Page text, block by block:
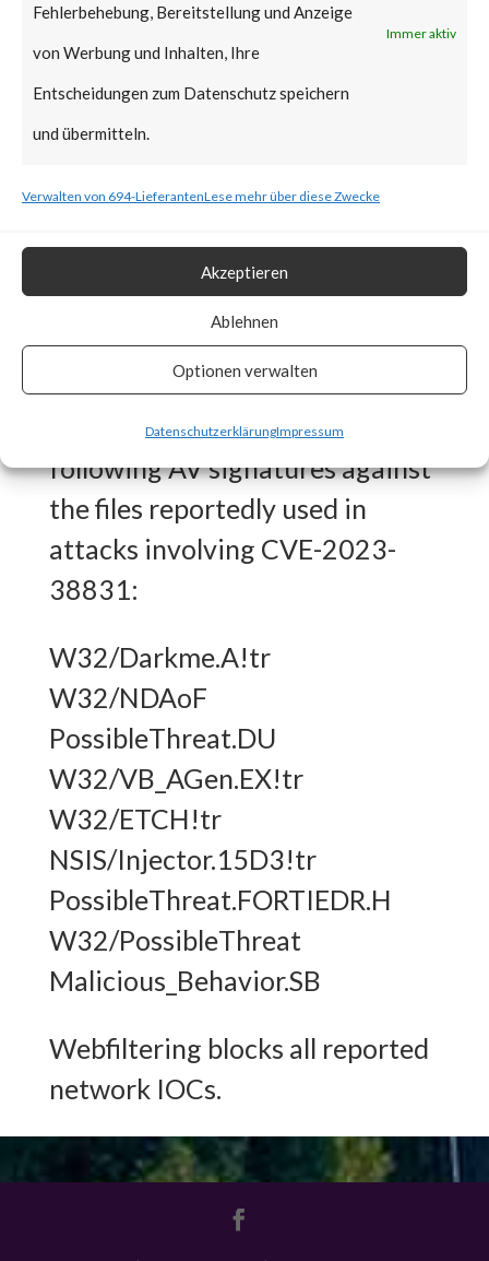
Fehlerbehebung, Bereitstellung und Anzeige
von Werbung und Inhalten, Ihre
Entscheidungen zum Datenschutz speichern
und übermitteln.
Immer aktiv
Verwalten von 694-LieferantenLese mehr über diese Zwecke
Akzeptieren
Ablehnen
Optionen verwalten
DatenschutzerklärungImpressum
What is the Vendor Solution?
The vendor has released
includes a fix for CVE-2023-
38831.
What FortiGuard Coverage is
FortiGuard Labs has the
following AV signatures against
the files reportedly used in
attacks involving CVE-2023-
38831:
W32/Darkme.A!tr
W32/NDAoF
PossibleThreat.DU
W32/VB_AGen.EX!tr
W32/ETCH!tr
NSIS/Injector.15D3!tr
PossibleThreat.FORTIEDR.H
W32/PossibleThreat
Malicious_Behavior.SB
Webfiltering blocks all reported
network IOCs.